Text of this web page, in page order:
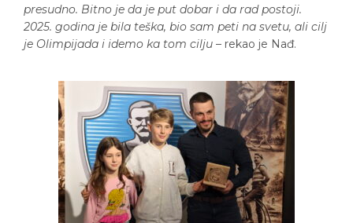
presudno. Bitno je da je put dobar i da rad postoji.
2025. godina je bila teška, bio sam peti na svetu, ali cilj
je Olimpijada i idemo ka tom cilju – rekao je Nađ.